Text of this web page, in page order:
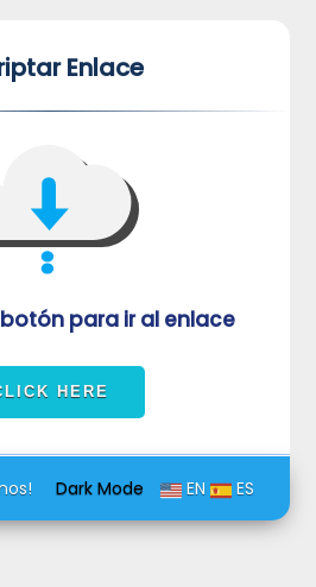
Enlace
botón para ir al enlace
Dark Mode EN ES